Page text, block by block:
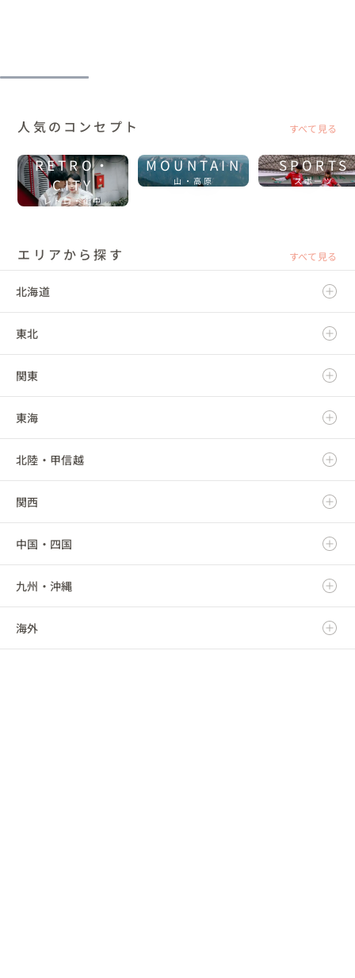
人気のコンセプト すべて見る
RETRO・
CITY
レトロ・街中
MOUNTAIN
山・高原
SPORTS
スポーツ
エリアから探す すべて見る
北海道
北海道
東北
青森県
岩手県
宮城県
秋田県
山形県
福島県
関東
茨城県
栃木県
群馬県
埼玉県
千葉県
東京都
東海
岐阜県
静岡県
愛知県
三重県
北陸・甲信越
新潟県
富山県
石川県
福井県
関西
滋賀県
京都府
大阪府
中国・四国
鳥取県
島根県
九州・沖縄
福岡県
海外